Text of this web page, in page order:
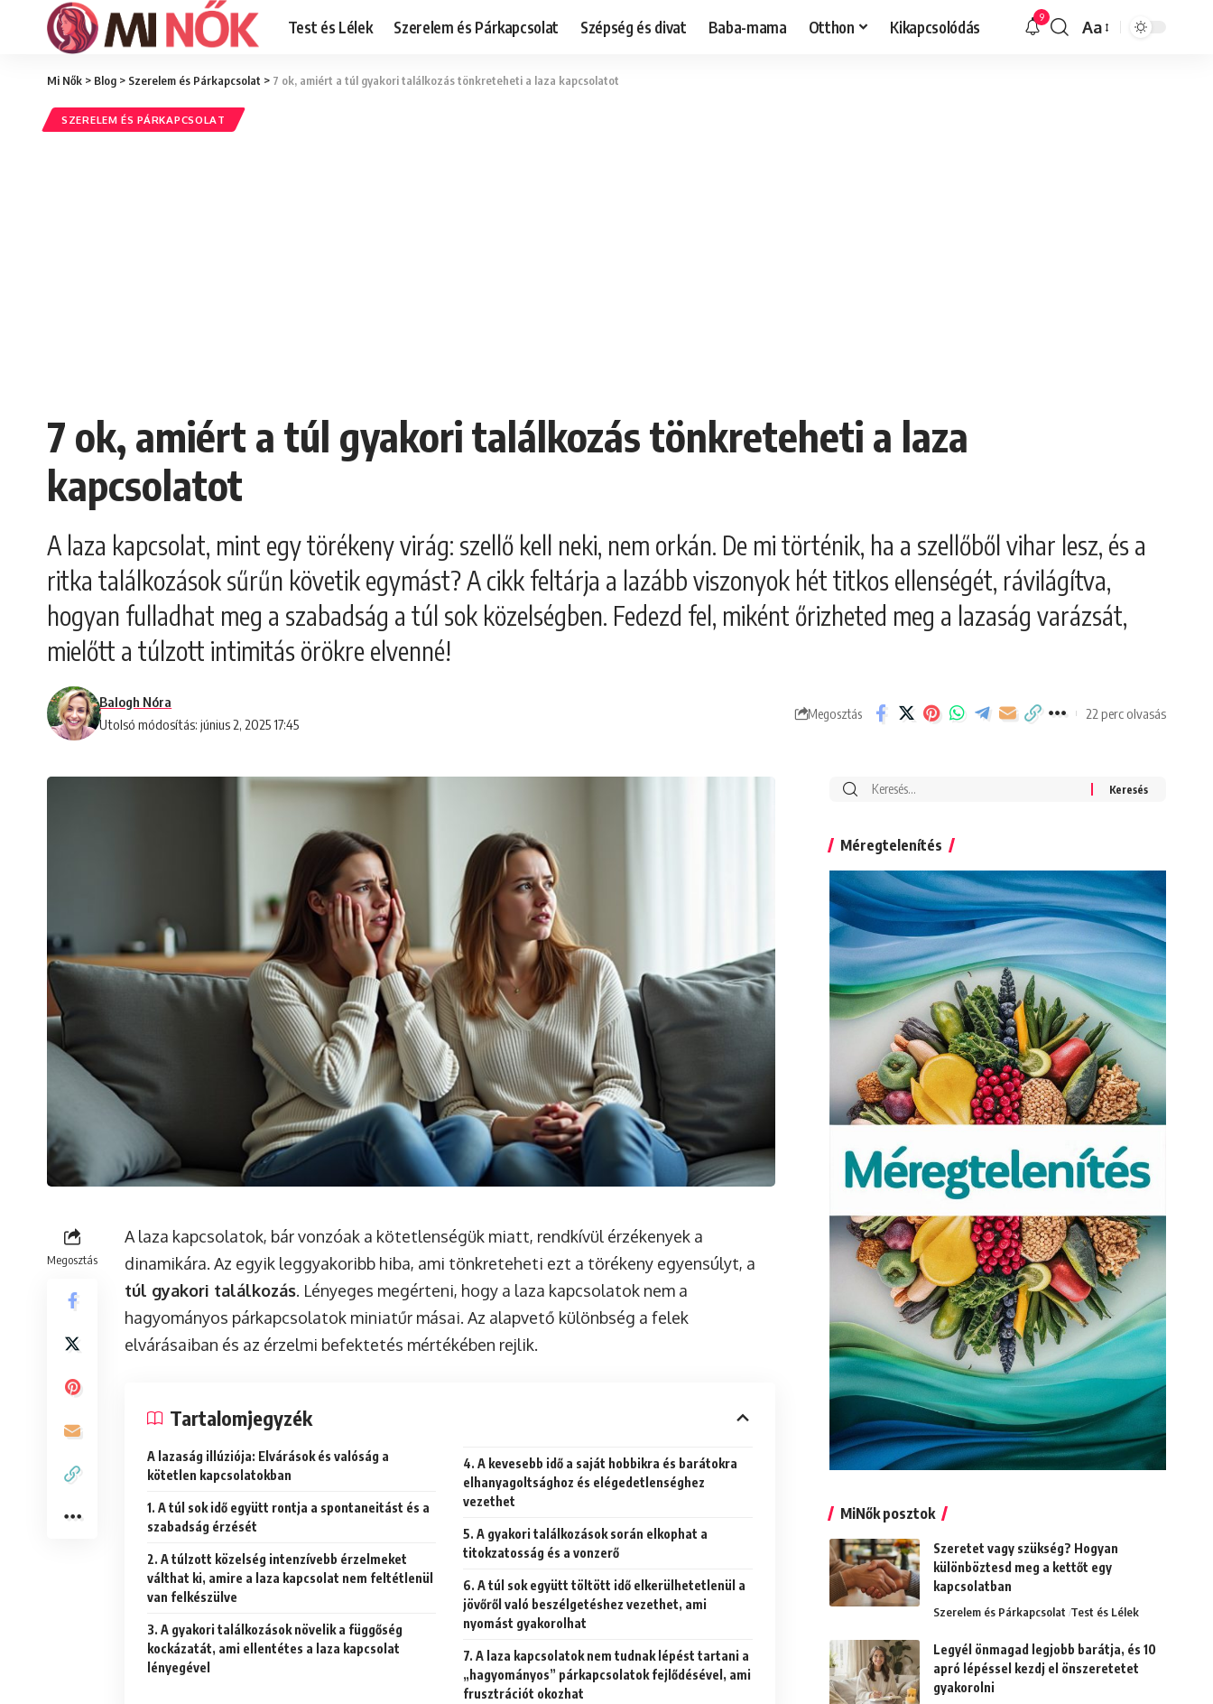
Test és Lélek Szerelem és Párkapcsolat Szépség és divat Baba-mama Otthon Kikapcsolódás 9
Font
Aa
Mi Nők > Blog > Szerelem és Párkapcsolat > 7 ok, amiért a túl gyakori találkozás tönkreteheti a laza kapcsolatot
SZERELEM ÉS PÁRKAPCSOLAT
7 ok, amiért a túl gyakori találkozás tönkreteheti a laza
kapcsolatot
A laza kapcsolat, mint egy törékeny virág: szellő kell neki, nem orkán. De mi történik, ha a szellőből vihar lesz, és a
ritka találkozások sűrűn követik egymást? A cikk feltárja a lazább viszonyok hét titkos ellenségét, rávilágítva,
hogyan fulladhat meg a szabadság a túl sok közelségben. Fedezd fel, miként őrizheted meg a lazaság varázsát,
mielőtt a túlzott intimitás örökre elvenné!
Utolsó módosítás: június 2, 2025 17:45
Balogh Nóra
Megosztás 22 perc olvasás
Megosztás
A laza kapcsolatok, bár vonzóak a kötetlenségük miatt, rendkívül érzékenyek a
dinamikára. Az egyik leggyakoribb hiba, ami tönkreteheti ezt a törékeny egyensúlyt, a
túl gyakori találkozás. Lényeges megérteni, hogy a laza kapcsolatok nem a
hagyományos párkapcsolatok miniatűr másai. Az alapvető különbség a felek
elvárásaiban és az érzelmi befektetés mértékében rejlik.
Tartalomjegyzék
A lazaság illúziója: Elvárások és valóság a
kötetlen kapcsolatokban
1. A túl sok idő együtt rontja a spontaneitást és a
szabadság érzését
2. A túlzott közelség intenzívebb érzelmeket
válthat ki, amire a laza kapcsolat nem feltétlenül
van felkészülve
3. A gyakori találkozások növelik a függőség
kockázatát, ami ellentétes a laza kapcsolat
lényegével
4. A kevesebb idő a saját hobbikra és barátokra
elhanyagoltsághoz és elégedetlenséghez
vezethet
5. A gyakori találkozások során elkophat a
titokzatosság és a vonzerő
6. A túl sok együtt töltött idő elkerülhetetlenül a
jövőről való beszélgetéshez vezethet, ami
nyomást gyakorolhat
7. A laza kapcsolatok nem tudnak lépést tartani a
„hagyományos” párkapcsolatok fejlődésével, ami
frusztrációt okozhat
Search
Méregtelenítés
MiNők posztok
Szeretet vagy szükség? Hogyan
különböztesd meg a kettőt egy
kapcsolatban
Szerelem és Párkapcsolat Test és Lélek
Legyél önmagad legjobb barátja, és 10
apró lépéssel kezdj el önszeretetet
gyakorolni